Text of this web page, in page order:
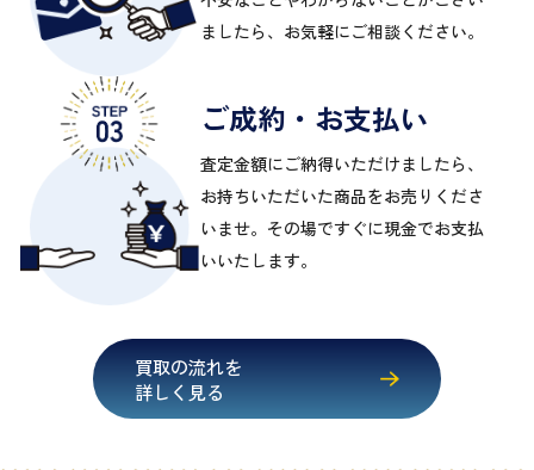
ましたら、お気軽にご相談ください。
ご成約・お支払い
査定金額にご納得いただけましたら、
お持ちいただいた商品をお売りくださ
いませ。その場ですぐに現金でお支払
いいたします。
買取の流れを
詳しく見る